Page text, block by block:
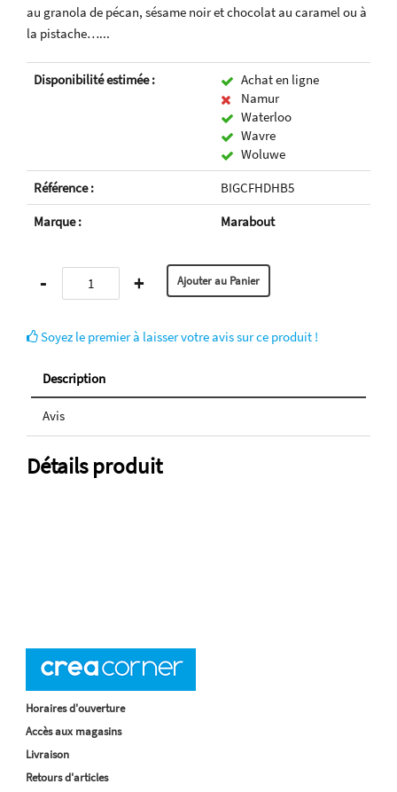
au granola de pécan, sésame noir et chocolat au caramel ou à
la pistache…...
Disponibilité estimée :
Achat en ligne
Namur
Waterloo
Wavre
Woluwe
Référence :
BIGCFHDHB5
Marque :
Marabout
- +
Soyez le premier à laisser votre avis sur ce produit !
Description
Avis
Détails produit
Horaires d'ouverture
Accès aux magasins
Livraison
Retours d'articles